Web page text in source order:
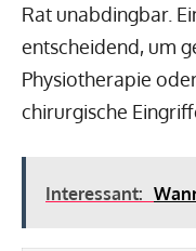
Rat unabdingbar.
entscheidend, um
Physiotherapie
chirurgische
Interessant: